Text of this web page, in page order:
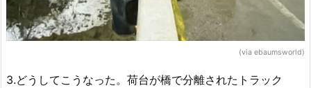
(via ebaumsworld)
3.どうしてこうなった。荷台が橋で分離されたトラック